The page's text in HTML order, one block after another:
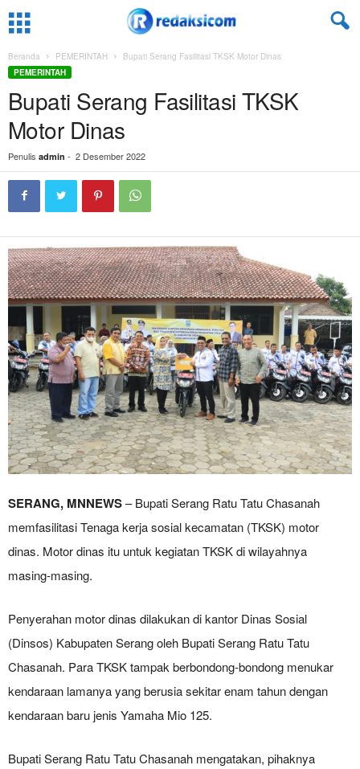
Beranda PEMERINTAH
Bupati Serang Fasilitasi TKSK Motor Dinas
PEMERINTAH
Bupati Serang Fasilitasi TKSK
Motor Dinas
Penulis admin - 2 Desember 2022
SERANG, MNNEWS– Bupati Serang Ratu Tatu Chasanah
memfasilitasi Tenaga kerja sosial kecamatan (TKSK) motor
dinas. Motor dinas itu untuk kegiatan TKSK di wilayahnya
masing-masing.
Penyerahan motor dinas dilakukan di kantor Dinas Sosial
(Dinsos) Kabupaten Serang oleh Bupati Serang Ratu Tatu
Chasanah. Para TKSK tampak berbondong-bondong menukar
kendaraan lamanya yang berusia sekitar enam tahun dengan
kendaraan baru jenis Yamaha Mio 125.
Bupati Serang Ratu Tatu Chasanah mengatakan, pihaknya